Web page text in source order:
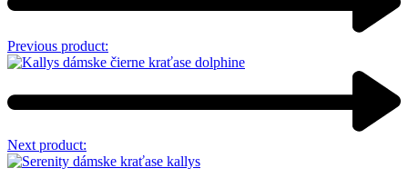
Previous product:
Next product: